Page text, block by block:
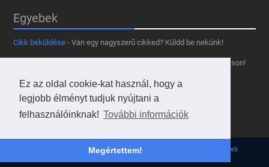
Ez az oldal cookie-kat használ, hogy a
legjobb élményt tudjuk nyújtani a
felhasználóinknak! További információk
Megértettem!
Egyebek
Cikk beküldése - Van egy nagyszerű cikked? Küldd be nekünk!
- Tetszik az oldal? Segíts, hogy fennmaradhasson!
Kapcsolat, médiaajánlat- Lépj velünk kapcsolatba!
Használd a tooltipünket- A saját oldaladon is!
© 2013 - 2026 Hearthstone Hungary v31.3.0. - Borovi Bence | Powered by JsWeb